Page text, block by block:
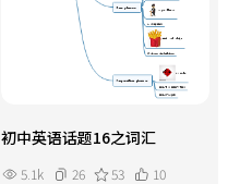
初中英语话题16之词汇
5.1k 26 53
10